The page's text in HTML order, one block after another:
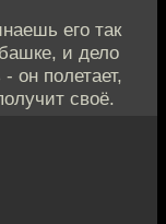
его так
и дело
он полетает,
своё.